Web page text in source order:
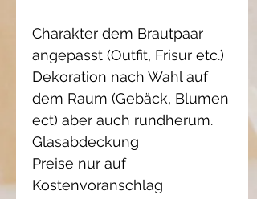
Charakter dem Brautpaar
angepasst (Outfit, Frisur etc.)
Dekoration nach Wahl auf
dem Raum (Gebäck, Blumen
ect) aber auch rundherum.
Glasabdeckung
Preise nur auf
Kostenvoranschlag